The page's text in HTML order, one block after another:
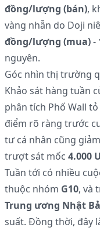
đồng/lượng (bán),
vàng nhẫn do Doji
đồng/lượng (mua)-
nguyên.
Góc nhìn thị trường
Khảo sát hàng tuần
phân tích Phố Wall
điểm rõ ràng trước
tư cá nhân cũng
trượt sát mốc 4.000
Tuần tới có nhiều
thuộc nhóm G10, và
Trung ương Nhật
suất. Đồng thời, đây